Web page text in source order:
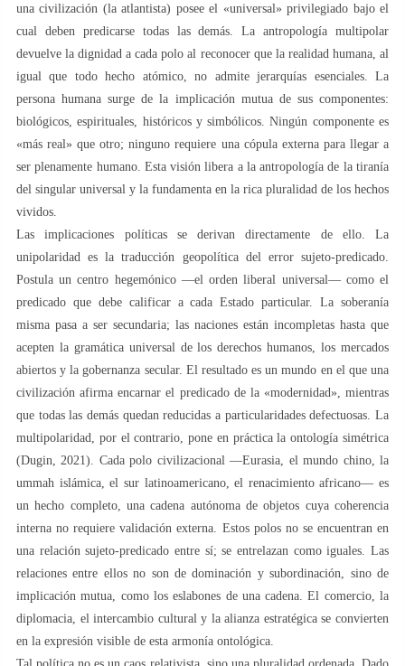
una civilización (la atlantista) posee el «universal» privilegiado bajo el
cual deben predicarse todas las demás. La antropología multipolar
devuelve la dignidad a cada polo al reconocer que la realidad humana, al
igual que todo hecho atómico, no admite jerarquías esenciales. La
persona humana surge de la implicación mutua de sus componentes:
biológicos, espirituales, históricos y simbólicos. Ningún componente es
«más real» que otro; ninguno requiere una cópula externa para llegar a
ser plenamente humano. Esta visión libera a la antropología de la tiranía
del singular universal y la fundamenta en la rica pluralidad de los hechos
vividos.
Las implicaciones políticas se derivan directamente de ello. La
unipolaridad es la traducción geopolítica del error sujeto-predicado.
Postula un centro hegemónico —el orden liberal universal— como el
predicado que debe calificar a cada Estado particular. La soberanía
misma pasa a ser secundaria; las naciones están incompletas hasta que
acepten la gramática universal de los derechos humanos, los mercados
abiertos y la gobernanza secular. El resultado es un mundo en el que una
civilización afirma encarnar el predicado de la «modernidad», mientras
que todas las demás quedan reducidas a particularidades defectuosas. La
multipolaridad, por el contrario, pone en práctica la ontología simétrica
(Dugin, 2021). Cada polo civilizacional —Eurasia, el mundo chino, la
ummah islámica, el sur latinoamericano, el renacimiento africano— es
un hecho completo, una cadena autónoma de objetos cuya coherencia
interna no requiere validación externa. Estos polos no se encuentran en
una relación sujeto-predicado entre sí; se entrelazan como iguales. Las
relaciones entre ellos no son de dominación y subordinación, sino de
implicación mutua, como los eslabones de una cadena. El comercio, la
diplomacia, el intercambio cultural y la alianza estratégica se convierten
en la expresión visible de esta armonía ontológica.